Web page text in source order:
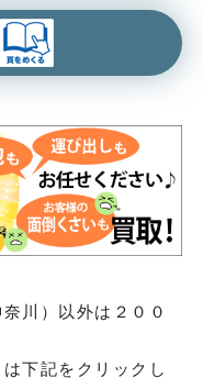
川）以外は２００
下記をクリックし